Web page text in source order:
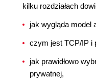
kilku rozdziałach
jak wygląda model
czym jest TCP/IP i
jak prawidłowo
prywatnej,